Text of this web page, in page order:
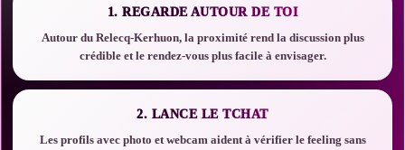
1. REGARDE AUTOUR DE TOI
Autour du Relecq-Kerhuon, la proximité rend la discussion plus
crédible et le rendez-vous plus facile à envisager.
2. LANCE LE TCHAT
Les profils avec photo et webcam aident à vérifier le feeling sans